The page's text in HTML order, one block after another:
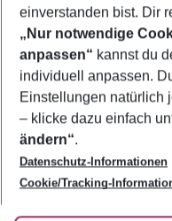
Footer
Footer navigation
Über uns
AGB
Bestpreisgarantie
Cookie-Einstellungen
Cookie-Richtlinie
Agenturbetreuung
Barrierefreies Reisen
Folge uns
einverstanden bist. Dir
„Nur notwendige
anpassen“ kannst du
individuell anpassen.
Einstellungen natürlich
– klicke dazu einfach
ändern“.
Datenschutz-Informationen
Cookie/Tracking-